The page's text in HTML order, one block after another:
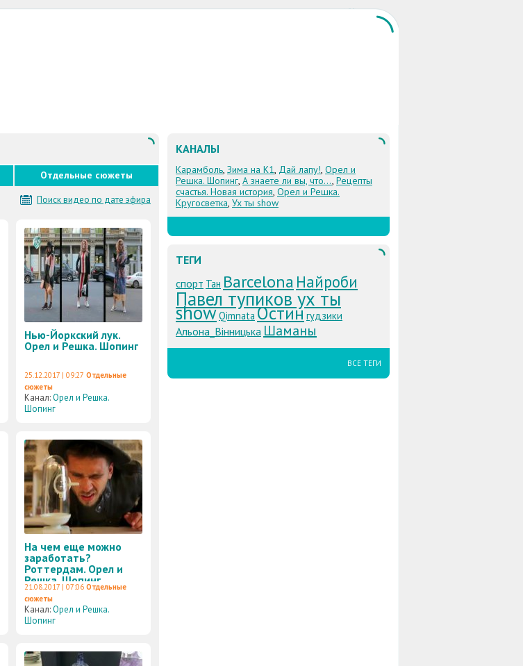
Отдельные сюжеты
Поиск видео по дате эфира
Нью-Йоркский лук.
Орел и Решка. Шопинг
25.12.2017 | 09:27 Отдельные
сюжеты
Канал:Орел и Решка.
Шопинг
На чем еще можно
заработать?
Роттердам. Орел и
Решка. Шопинг
21.08.2017 | 07:06 Отдельные
сюжеты
Канал:Орел и Решка.
Шопинг
КАНАЛЫ
Карамболь, Зима на К1, Дай лапу!, Орел и
Решка. Шопинг, А знаете ли вы, что..., Рецепты
счастья. Новая история, Орел и Решка.
Кругосветка, Ух ты show
ТЕГИ
спорт Тан Barcelona Найроби
Павел тупиков ух ты
showQimnataОстин гудзики
Альона_Вінницька Шаманы
ВСЕ ТЕГИ